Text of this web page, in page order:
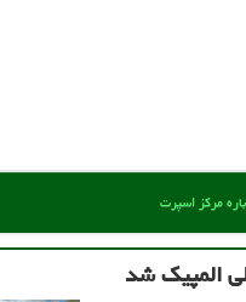
مركز اسپرت
المپیك شد